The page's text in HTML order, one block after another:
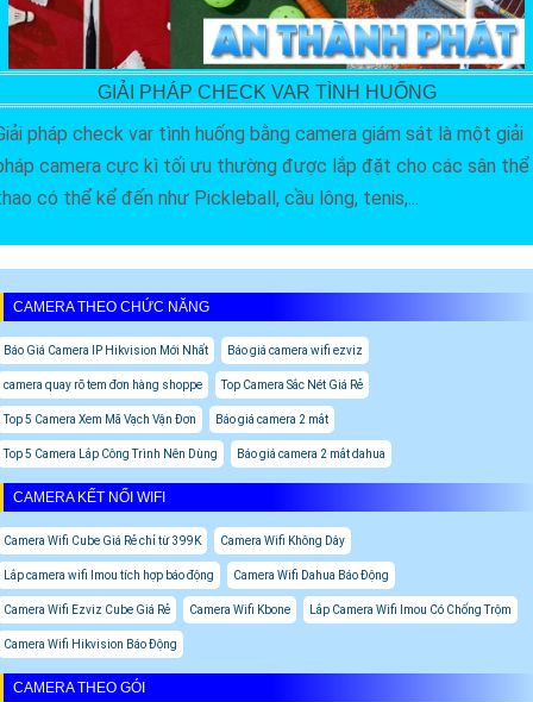
GIẢI PHÁP CHECK VAR TÌNH HUỐNG
pháp check var tình huống bằng camera giám sát là một giải
camera cực kì tối ưu thường được lắp đặt cho các sân thể
có thể kể đến như Pickleball, cầu lông, tenis,...
CAMERA THEO CHỨC NĂNG
Báo Giá Camera IP Hikvision Mới Nhất Báo giá camera wifi ezviz
camera quay rõ tem đơn hàng shoppe Top Camera Sắc Nét Giá Rẻ
Top 5 Camera Xem Mã Vạch Vận Đơn Báo giá camera 2 mắt
Top 5 Camera Lắp Công Trình Nên Dùng Báo giá camera 2 mắt dahua
CAMERA KẾT NỐI WIFI
Camera Wifi Cube Giá Rẻ chỉ từ 399K Camera Wifi Không Dây
Lắp camera wifi Imou tích hợp báo động Camera Wifi Dahua Báo Động
Camera Wifi Ezviz Cube Giá Rẻ Camera Wifi Kbone Lắp Camera Wifi Imou Có Chống Trộm
Camera Wifi Hikvision Báo Động
CAMERA THEO GÓI